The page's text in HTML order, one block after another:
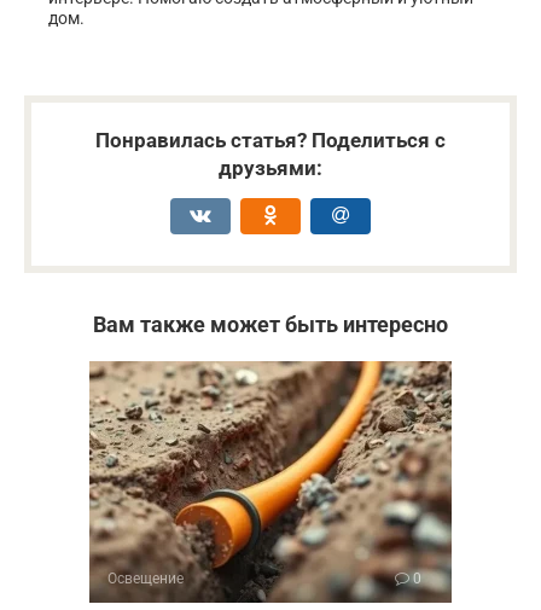
дом.
Понравилась статья? Поделиться с
друзьями:
Вам также может быть интересно
Освещение 0